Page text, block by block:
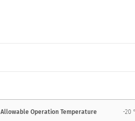
Allowable Operation Temperature -20